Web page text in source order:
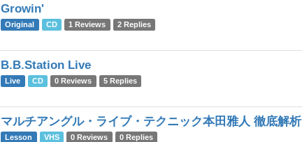
Growin'
Original CD 1 Reviews 2 Replies
B.B.Station Live
Live CD 0 Reviews 5 Replies
マルチアングル・ライブ・テクニック本田雅人 徹底解析
Lesson VHS 0 Reviews 0 Replies